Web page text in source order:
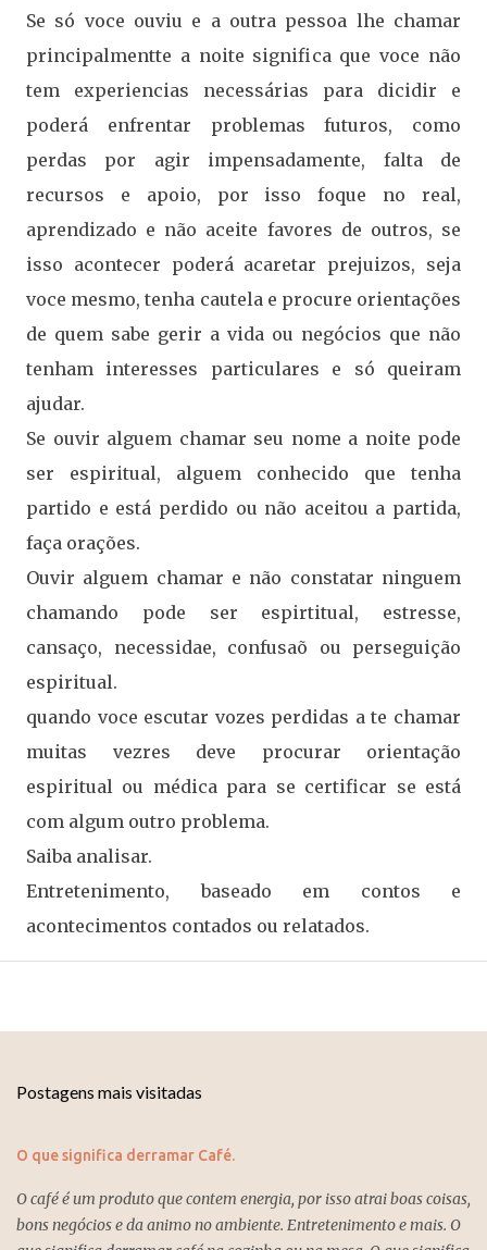
Se só voce ouviu e a outra pessoa lhe chamar
principalmentte a noite significa que voce não
tem experiencias necessárias para dicidir e
poderá enfrentar problemas futuros, como
perdas por agir impensadamente, falta de
recursos e apoio, por isso foque no real,
aprendizado e não aceite favores de outros, se
isso acontecer poderá acaretar prejuizos, seja
voce mesmo, tenha cautela e procure orientações
de quem sabe gerir a vida ou negócios que não
tenham interesses particulares e só queiram
ajudar.
Se ouvir alguem chamar seu nome a noite pode
ser espiritual, alguem conhecido que tenha
partido e está perdido ou não aceitou a partida,
faça orações.
Ouvir alguem chamar e não constatar ninguem
chamando pode ser espirtitual, estresse,
cansaço, necessidae, confusaõ ou perseguição
espiritual.
quando voce escutar vozes perdidas a te chamar
muitas vezres deve procurar orientação
espiritual ou médica para se certificar se está
com algum outro problema.
Saiba analisar.
Entretenimento, baseado em contos e
acontecimentos contados ou relatados.
Postagens mais visitadas
O que significa derramar Café.
O café é um produto que contem energia, por isso atrai boas coisas,
bons negócios e da animo no ambiente. Entretenimento e mais. O